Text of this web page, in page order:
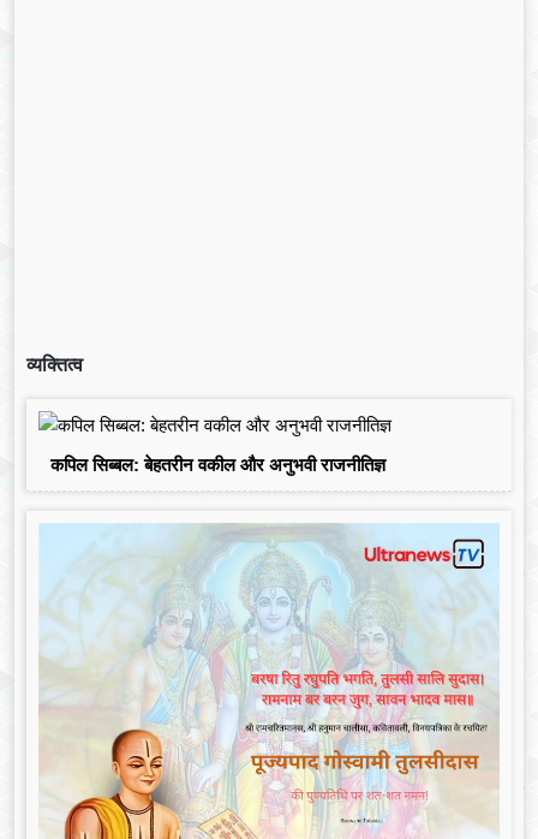
व्यक्तित्व
कपिल सिब्बल: बेहतरीन वकील और अनुभवी राजनीतिज्ञ